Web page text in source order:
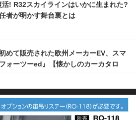
活! R32スカイラインはいかに生まれた?
者が明かす舞台裏とは
めて販売された欧州メーカーEV、スマ
ォーツーed』【懐かしのカーカタロ